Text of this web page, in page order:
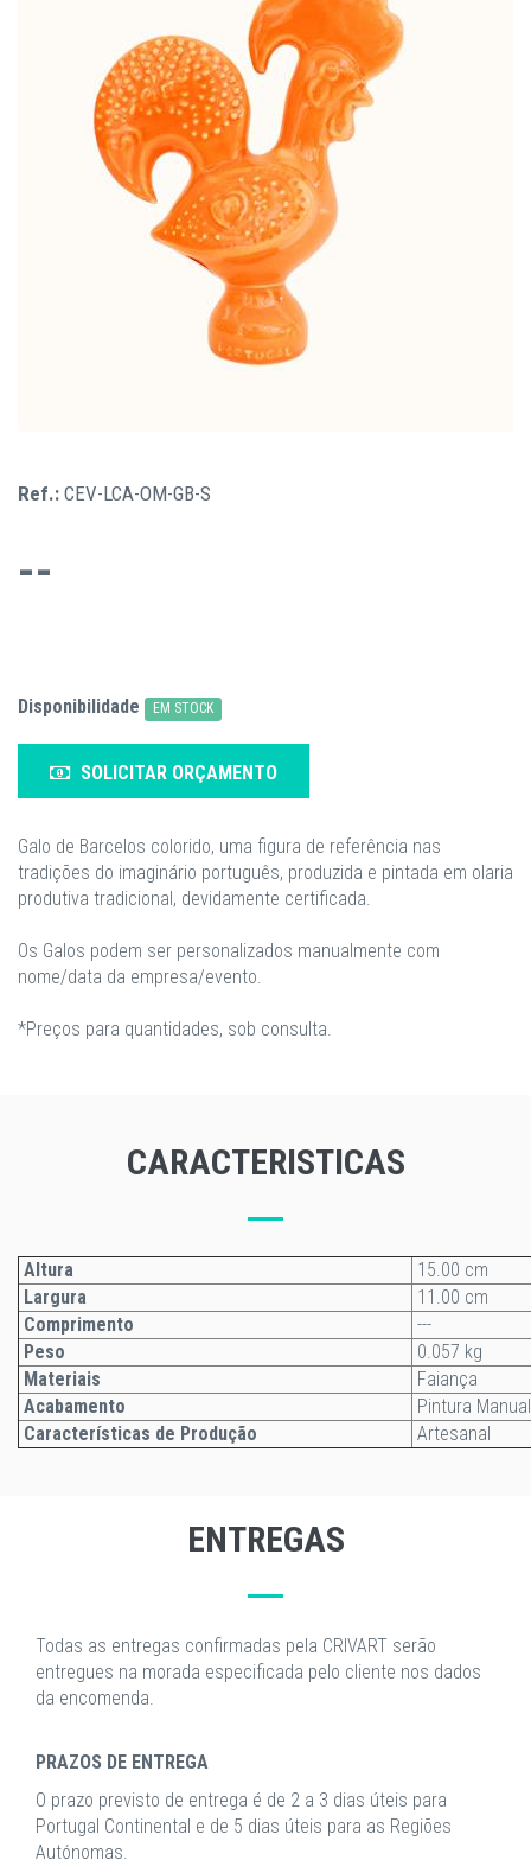
Ref.: CEV-LCA-OM-GB-S
--
Disponibilidade EM STOCK
SOLICITAR ORÇAMENTO
Galo de Barcelos colorido, uma figura de referência nas
tradições do imaginário português, produzida e pintada em olaria
produtiva tradicional, devidamente certificada.
Os Galos podem ser personalizados manualmente com
nome/data da empresa/evento.
*Preços para quantidades, sob consulta.
CARACTERISTICAS
Altura
15.00 cm
Largura
11.00 cm
Comprimento
---
Peso
0.057 kg
Materiais
Faiança
Acabamento
Pintura Manual
Características de Produção
Artesanal
ENTREGAS
Todas as entregas confirmadas pela CRIVART serão
entregues na morada especificada pelo cliente nos dados
da encomenda.
PRAZOS DE ENTREGA
O prazo previsto de entrega é de 2 a 3 dias úteis para
Portugal Continental e de 5 dias úteis para as Regiões
Autónomas.